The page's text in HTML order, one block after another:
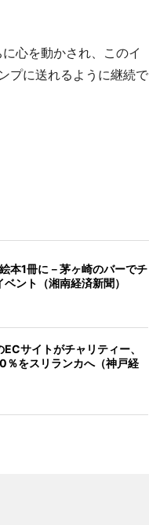
心を動かされ、このイ
プに送れるように継続で
本1冊に－茅ヶ崎のバーでチ
ベント（湘南経済新聞）
サイトがチャリティー、
％をスリランカへ（神戸経